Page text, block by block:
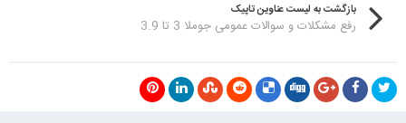
بازگشت به لیست عناوین تاپیک
رفع مشکلات و سوالات عمومی جوملا 3 تا 3.9